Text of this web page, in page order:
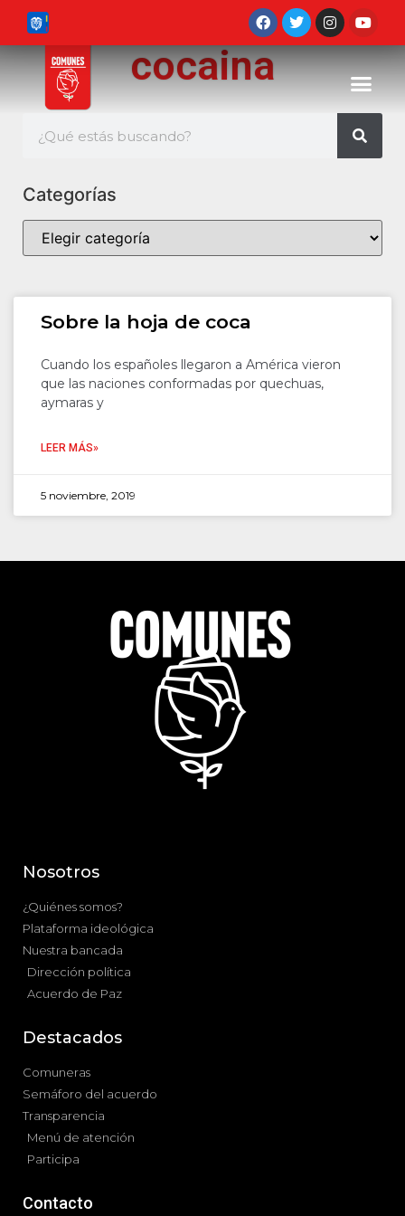
cocaina
Categorías
Sobre la hoja de coca
Cuando los españoles llegaron a América vieron
que las naciones conformadas por quechuas,
aymaras y
LEER MÁS»
5 noviembre, 2019
Nosotros
¿Quiénes somos?
Plataforma ideológica
Nuestra bancada
Dirección política
Acuerdo de Paz
Destacados
Comuneras
Semáforo del acuerdo
Transparencia
Menú de atención
Participa
Contacto